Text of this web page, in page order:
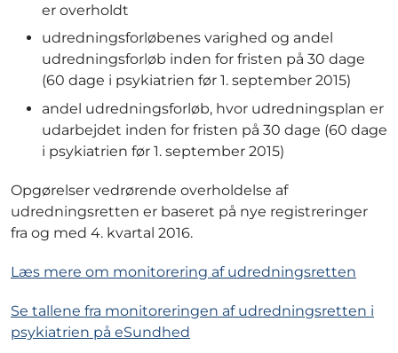
er overholdt
udredningsforløbenes varighed og andel
udredningsforløb inden for fristen på 30 dage
(60 dage i psykiatrien før 1. september 2015)
andel udredningsforløb, hvor udredningsplan er
udarbejdet inden for fristen på 30 dage (60 dage
i psykiatrien før 1. september 2015)
Opgørelser vedrørende overholdelse af
udredningsretten er baseret på nye registreringer
fra og med 4. kvartal 2016.
Læs mere om monitorering af udredningsretten
Se tallene fra monitoreringen af udredningsretten i
psykiatrien på eSundhed